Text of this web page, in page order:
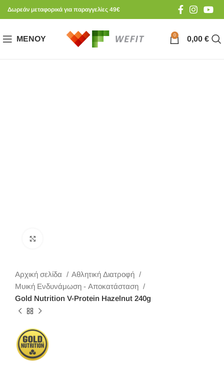
Δωρεάν μεταφορικά για παραγγελίες 49€
ΜΕΝΟΎ 0 0,00 €
Αρχική σελίδα
Αθλητική Διατροφή
Μυική Ενδυνάμωση - Αποκατάσταση
Gold Nutrition V-Protein Hazelnut 240g